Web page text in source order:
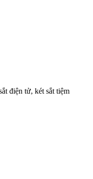
điện tử, két sắt tiệm